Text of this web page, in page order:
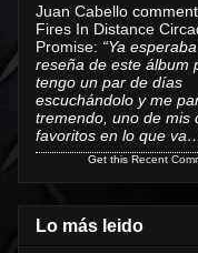
Juan Cabello
Fires In Distance
Promise: “Ya
reseña de este álbum
tengo un par de días
escuchándolo y me
tremendo, uno de mis
favoritos en lo que
Get this Recent
Lo más leido